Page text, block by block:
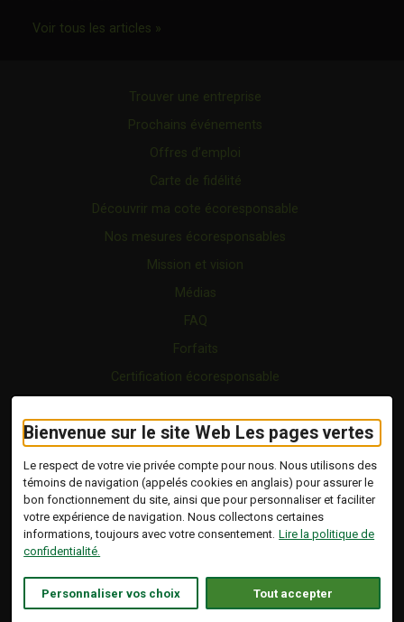
Bienvenue sur le site Web Les pages vertes
Le respect de votre vie privée compte pour nous. Nous utilisons des
témoins de navigation (appelés cookies en anglais) pour assurer le
bon fonctionnement du site, ainsi que pour personnaliser et faciliter
votre expérience de navigation. Nous collectons certaines
informations, toujours avec votre consentement. Lire la politique de
confidentialité.
Personnaliser vos choix Tout accepter
Voir tous les articles »Ce lien s'ouvrira dans une nouvelle
Trouver une entreprise
Prochains événements
Offres d’emploi
Carte de fidélité
Découvrir ma cote écoresponsable
Nos mesures écoresponsables
Mission et vision
Médias
FAQ
Forfaits
Certification écoresponsable
Vidéo
Blogue
Copyright © 2026 Tous droits réservés.
Les Pages Vertes | Répertoire d'entreprises
écoresponsables.
Conception :Ekloweb
Ce lien s'ouvrira dans
Politique de confidentialité